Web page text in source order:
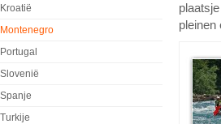
Kroatië
Montenegro
Portugal
Slovenië
Spanje
Turkije
pleinen